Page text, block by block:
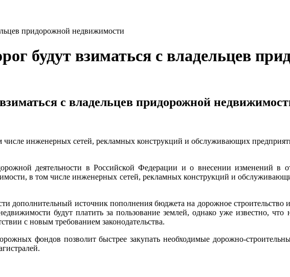
придорожной недвижимости
будут взиматься с владельцев
с владельцев придорожной
инженерных сетей, рекламных конструкций и обслуживающих
деятельности в Российской Федерации и о внесении изменений в
в том числе инженерных сетей, рекламных конструкций и
дополнительный источник пополнения бюджета на дорожное строительство
будут платить за пользование землей, однако уже известно,
с новым требованием законодательства.
фондов позволит быстрее закупать необходимые дорожно-